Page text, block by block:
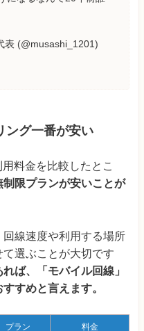
(@musashi_1201)
ング一番が安い
料金を比較したとこ
限プランが安いことが
線速度や利用する場所
選ぶことが大切です
ば、「モバイル回線」
すめと言えます。
プラン 料金